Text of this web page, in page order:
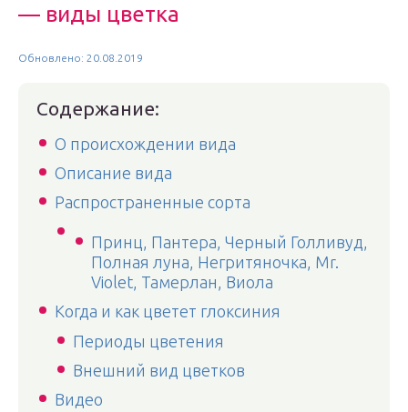
— виды цветка
Обновлено: 20.08.2019
Содержание:
О происхождении вида
Описание вида
Распространенные сорта
Принц, Пантера, Черный Голливуд,
Полная луна, Негритяночка, Mr.
Violet, Тамерлан, Виола
Когда и как цветет глоксиния
Периоды цветения
Внешний вид цветков
Видео